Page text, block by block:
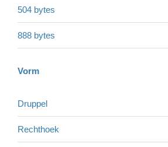
504 bytes
888 bytes
Vorm
Druppel
Rechthoek